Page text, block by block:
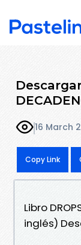
16 March
Copy Link
Libro
inglés)